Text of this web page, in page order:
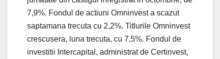
7,9%. Fondul de actiuni Omninvest a scazut
saptamana trecuta cu 2,2%. Titlurile Omninvest
crescusera, luna trecuta, cu 7,5%. Fondul de
investitii Intercapital, administrat de Certinvest,